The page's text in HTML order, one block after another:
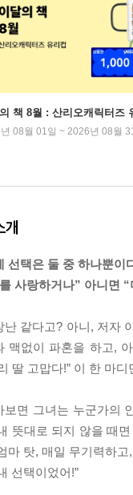
책 8월 : 산리오캐릭터즈
08월 01일 ~ 2026년 08월
개
선택은 둘 중 하나뿐이
사랑하거나” 아니면
난 같다고? 아니, 저자
맥없이 파혼을 하고,
딸 고맙다!” 이 한 마
보면 그녀는 누군가의
뜻대로 되지 않을 때
마 탓, 매일 무기력하
선택이었어!”